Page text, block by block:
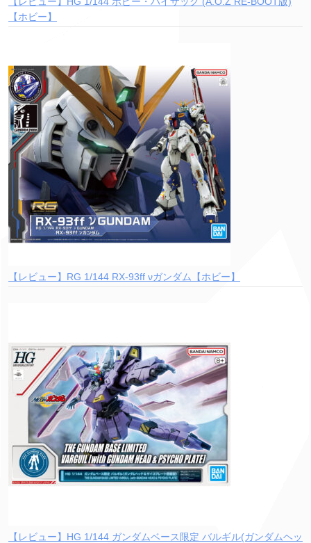
【ホビー】
【レビュー】RG 1/144 RX-93ff νガンダム【ホビー】
【レビュー】HG 1/144 ガンダムベース限定 バルギル(ガンダムヘッ